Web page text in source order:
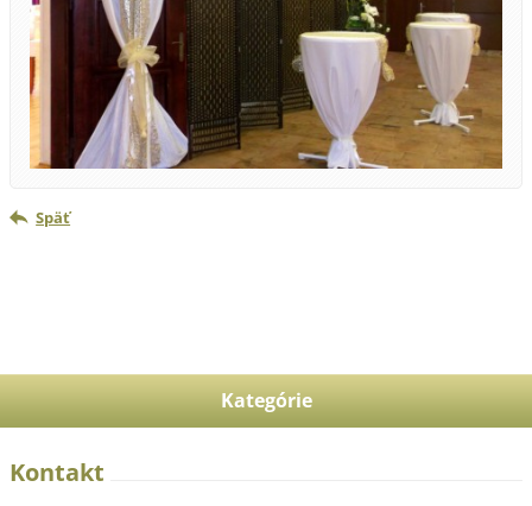
Späť
Kategórie
Kontakt